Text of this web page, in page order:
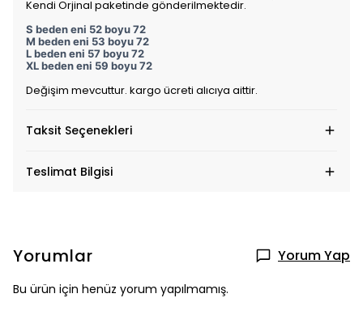
Kendi Orjinal paketinde gönderilmektedir.
S beden eni 52 boyu 72
M beden eni 53 boyu 72
L beden eni 57 boyu 72
XL beden eni 59 boyu 72
Değişim mevcuttur. kargo ücreti alıcıya aittir.
Taksit Seçenekleri
Teslimat Bilgisi
Yorumlar Yorum Yap
Bu ürün için henüz yorum yapılmamış.